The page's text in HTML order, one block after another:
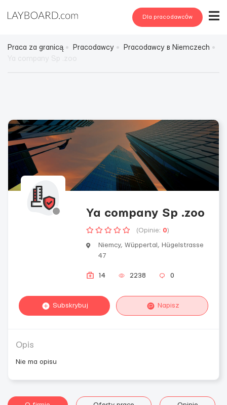
Dla pracodawców
Praca za granicą Pracodawcy
Pracodawcy в Niemczech
Ya company Sp .zoo
(Opinie: 0)
Niemcy, Wüppertal, Hügelstrasse
47
14 2238 0
Subskrybuj Napisz
Opis
Nie ma opisu